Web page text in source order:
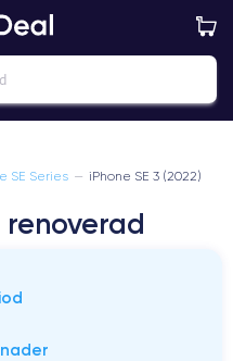
SE Series — iPhone SE 3 (2022)
renoverad